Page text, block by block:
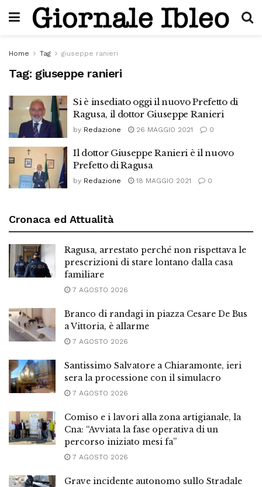
Home Tag giuseppe ranieri
Tag: giuseppe ranieri
Si è insediato oggi il nuovo Prefetto di
Ragusa, il dottor Giuseppe Ranieri
by Redazione 26 MAGGIO 2021 0
Il dottor Giuseppe Ranieri è il nuovo
Prefetto di Ragusa
by Redazione 18 MAGGIO 2021 0
Cronaca ed Attualità
Ragusa, arrestato perché non rispettava le
prescrizioni di stare lontano dalla casa
familiare
7 AGOSTO 2026
Branco di randagi in piazza Cesare De Bus
a Vittoria, è allarme
7 AGOSTO 2026
Santissimo Salvatore a Chiaramonte, ieri
sera la processione con il simulacro
7 AGOSTO 2026
Comiso e i lavori alla zona artigianale, la
Cna: “Avviata la fase operativa di un
percorso iniziato mesi fa”
7 AGOSTO 2026
Grave incidente autonomo sullo Stradale